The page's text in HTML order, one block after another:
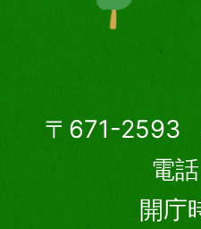
〒671-2593
電
開庁